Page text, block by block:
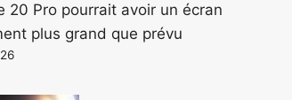
20 Pro pourrait avoir un écran
plus grand que prévu